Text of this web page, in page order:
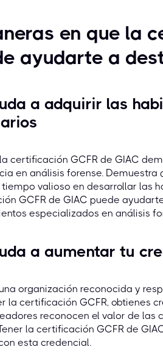
en que la
ayudarte a
a adquirir las
certificación GCFR de GIAC
en análisis forense.
valioso en desarrollar las
GCFR de GIAC puede
especializados en análisis
a aumentar tu
organización reconocida y
la certificación GCFR, obtienes
reconocen el valor de
la certificación GCFR de
esta credencial.